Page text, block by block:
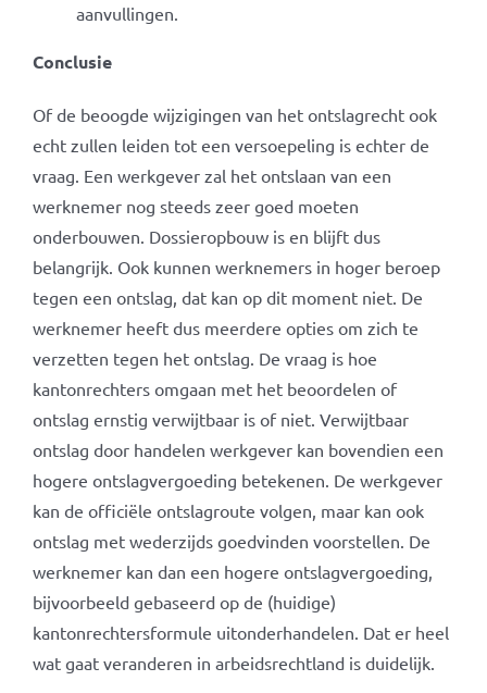
aanvullingen.
Conclusie
Of de beoogde wijzigingen van het ontslagrecht ook
echt zullen leiden tot een versoepeling is echter de
vraag. Een werkgever zal het ontslaan van een
werknemer nog steeds zeer goed moeten
onderbouwen. Dossieropbouw is en blijft dus
belangrijk. Ook kunnen werknemers in hoger beroep
tegen een ontslag, dat kan op dit moment niet. De
werknemer heeft dus meerdere opties om zich te
verzetten tegen het ontslag. De vraag is hoe
kantonrechters omgaan met het beoordelen of
ontslag ernstig verwijtbaar is of niet. Verwijtbaar
ontslag door handelen werkgever kan bovendien een
hogere ontslagvergoeding betekenen. De werkgever
kan de officiële ontslagroute volgen, maar kan ook
ontslag met wederzijds goedvinden voorstellen. De
werknemer kan dan een hogere ontslagvergoeding,
bijvoorbeeld gebaseerd op de (huidige)
kantonrechtersformule uitonderhandelen. Dat er heel
wat gaat veranderen in arbeidsrechtland is duidelijk.